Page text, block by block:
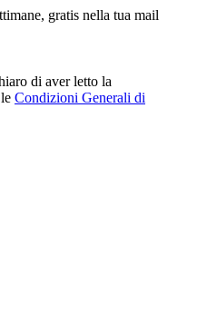
gratis nella tua mail
di aver letto la
Condizioni Generali di